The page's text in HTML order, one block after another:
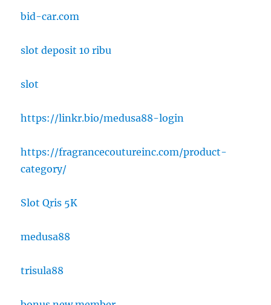
bid-car.com
slot deposit 10 ribu
slot
https://linkr.bio/medusa88-login
https://fragrancecoutureinc.com/product-
category/
Slot Qris 5K
medusa88
trisula88